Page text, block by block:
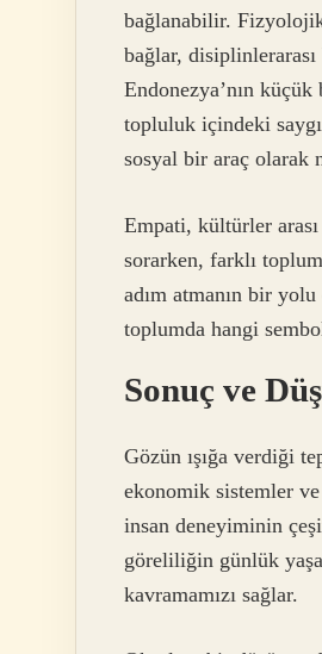
bağlanabilir.
bağlar,
Endonezya’nın
topluluk içindeki
sosyal bir araç olarak
Empati, kültürler
sorarken, farklı
adım atmanın bir
toplumda hangi
Sonuç ve
Gözün ışığa verdiği
ekonomik sistemler
insan deneyiminin
göreliliğin günlük
kavramamızı sağlar.